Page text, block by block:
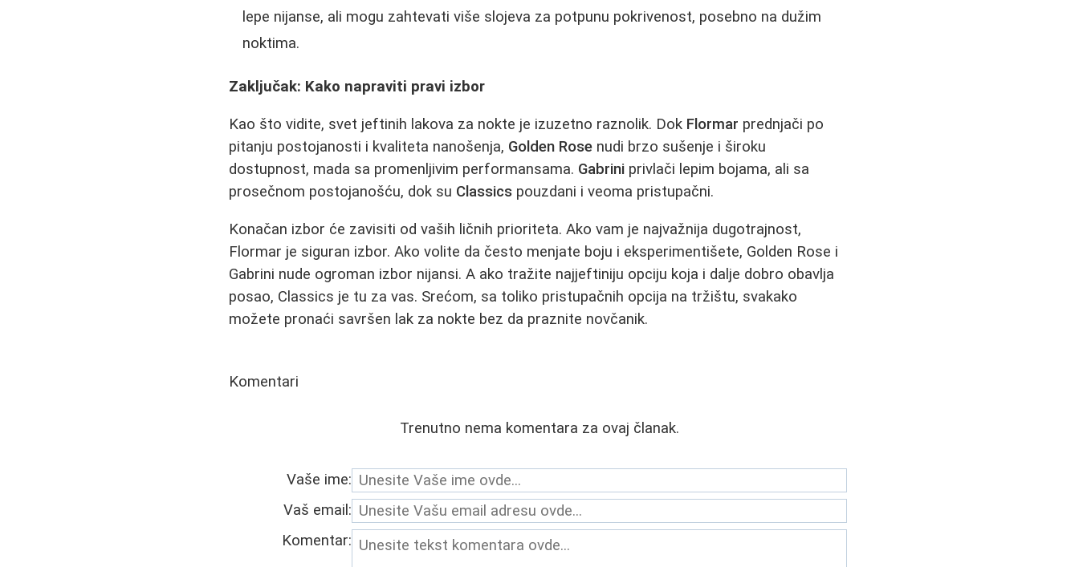
lepe nijanse, ali mogu zahtevati više slojeva za potpunu pokrivenost, posebno na dužim
noktima.
Zaključak: Kako napraviti pravi izbor
Kao što vidite, svet jeftinih lakova za nokte je izuzetno raznolik. Dok Flormar prednjači po
pitanju postojanosti i kvaliteta nanošenja, Golden Rose nudi brzo sušenje i široku
dostupnost, mada sa promenljivim performansama. Gabrini privlači lepim bojama, ali sa
prosečnom postojanošću, dok su Classics pouzdani i veoma pristupačni.
Konačan izbor će zavisiti od vaših ličnih prioriteta. Ako vam je najvažnija dugotrajnost,
Flormar je siguran izbor. Ako volite da često menjate boju i eksperimentišete, Golden Rose i
Gabrini nude ogroman izbor nijansi. A ako tražite najjeftiniju opciju koja i dalje dobro obavlja
posao, Classics je tu za vas. Srećom, sa toliko pristupačnih opcija na tržištu, svakako
možete pronaći savršen lak za nokte bez da praznite novčanik.
Komentari
Trenutno nema komentara za ovaj članak.
Vaše ime:
Vaš email:
Komentar: